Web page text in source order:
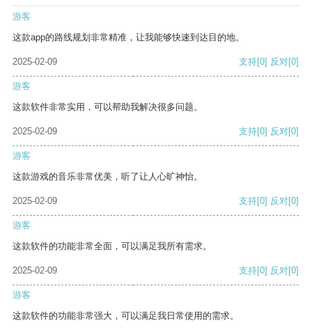
游客
这款app的路线规划非常精准，让我能够快速到达目的地。
2025-02-09 支持[0] 反对[0]
游客
这款软件非常实用，可以帮助我解决很多问题。
2025-02-09 支持[0] 反对[0]
游客
这款游戏的音乐非常优美，听了让人心旷神怡。
2025-02-09 支持[0] 反对[0]
游客
这款软件的功能非常全面，可以满足我所有需求。
2025-02-09 支持[0] 反对[0]
游客
这款软件的功能非常强大，可以满足我日常使用的需求。